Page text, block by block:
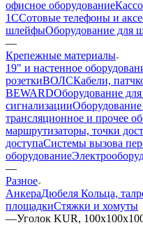
офисное оборудование
1ССотовые телефоны и
шлейфыОборудование для
—
Крепежные материалы
19" и настенное
розеткиВОЛСКабели,
BEWARDОборудование
сигнализации
трансляционное и прочее
маршрутизаторы, точки
доступаСистемы вызова
оборудование
—
Разное
АнкераДюбеля Кольца,
площадкиСтяжки и хомуты
—Уголок KUR,